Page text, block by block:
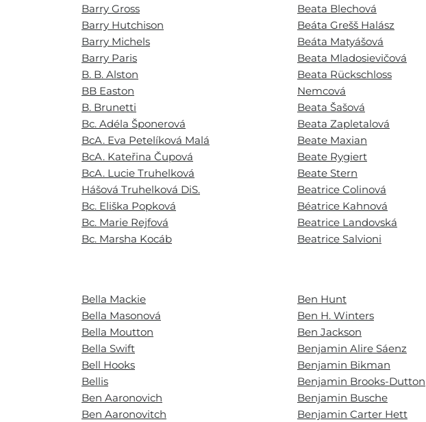
Barry Gross
Barry Hutchison
Barry Michels
Barry Paris
B. B. Alston
BB Easton
B. Brunetti
Bc. Adéla Šponerová
BcA. Eva Petelíková Malá
BcA. Kateřina Čupová
BcA. Lucie Truhelková
Hášová Truhelková DiS.
Bc. Eliška Popková
Bc. Marie Rejfová
Bc. Marsha Kocáb
Beata Blechová
Beáta Grešš Halász
Beáta Matyášová
Beata Mladosievičová
Beata Rückschloss
Nemcová
Beata Šašová
Beata Zapletalová
Beate Maxian
Beate Rygiert
Beate Stern
Beatrice Colinová
Béatrice Kahnová
Beatrice Landovská
Beatrice Salvioni
Bella Mackie
Bella Masonová
Bella Moutton
Bella Swift
Bell Hooks
Bellis
Ben Aaronovich
Ben Aaronovitch
Ben Hunt
Ben H. Winters
Ben Jackson
Benjamin Alire Sáenz
Benjamin Bikman
Benjamin Brooks-Dutton
Benjamin Busche
Benjamin Carter Hett